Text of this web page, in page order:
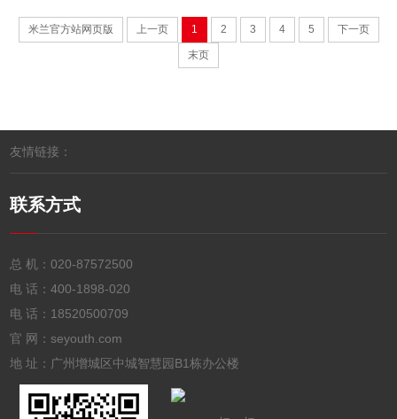
米兰官方站网页版 上一页 1 2 3 4 5 下一页
末页
友情链接：
联系方式
总 机：020-87572500
电 话：400-1898-020
电 话： 18520500709
官 网：seyouth.com
地 址：广州增城区中城智慧园B1栋办公楼